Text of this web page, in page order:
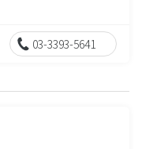
03-3393-5641